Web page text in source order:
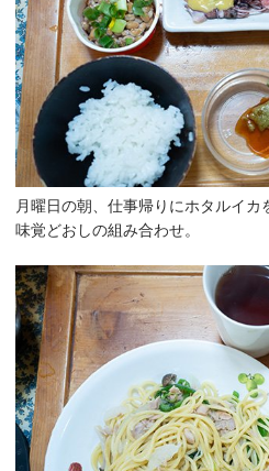
月曜日の朝、仕事帰りにホタルイ
味覚どおしの組み合わせ。